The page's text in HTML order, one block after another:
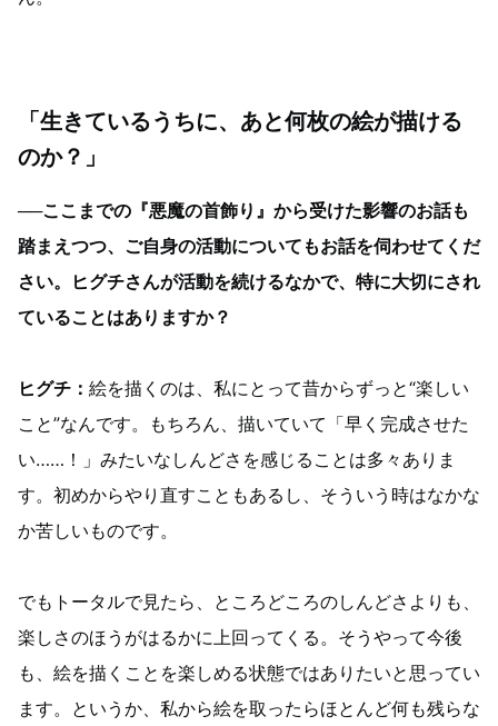
「生きているうちに、あと何枚の絵が描ける
のか？」
──ここまでの『悪魔の首飾り』から受けた影響のお話も
踏まえつつ、ご自身の活動についてもお話を伺わせてくだ
さい。ヒグチさんが活動を続けるなかで、特に大切にされ
ていることはありますか？
ヒグチ： 絵を描くのは、私にとって昔からずっと“楽しい
こと”なんです。もちろん、描いていて「早く完成させた
い……！」みたいなしんどさを感じることは多々ありま
す。初めからやり直すこともあるし、そういう時はなかな
か苦しいものです。
でもトータルで見たら、ところどころのしんどさよりも、
楽しさのほうがはるかに上回ってくる。そうやって今後
も、絵を描くことを楽しめる状態ではありたいと思ってい
ます。というか、私から絵を取ったらほとんど何も残らな